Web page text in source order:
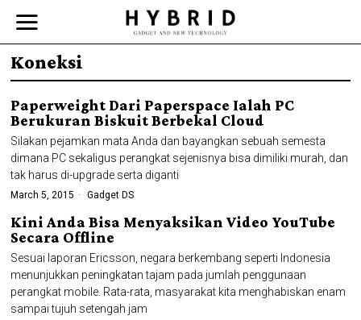
Koneksi
Paperweight Dari Paperspace Ialah PC
Berukuran Biskuit Berbekal Cloud
Silakan pejamkan mata Anda dan bayangkan sebuah semesta
dimana PC sekaligus perangkat sejenisnya bisa dimiliki murah, dan
tak harus di-upgrade serta diganti
March 5, 2015 Gadget DS
Kini Anda Bisa Menyaksikan Video YouTube
Secara Offline
Sesuai laporan Ericsson, negara berkembang seperti Indonesia
menunjukkan peningkatan tajam pada jumlah penggunaan
perangkat mobile. Rata-rata, masyarakat kita menghabiskan enam
sampai tujuh setengah jam